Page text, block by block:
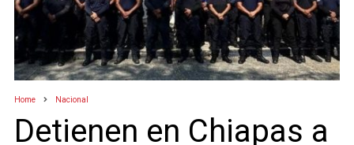
Home Nacional
Detienen en Chiapas a